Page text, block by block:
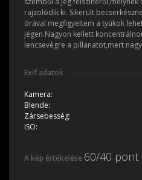
rajzolódik ki. Sikerült
órával megfigyeltem a tyúkok
jégen.Nagyon kellett
lencsevégre a pillanatot,mert
Exif adatok
Kamera:
Blende:
Zársebesség:
ISO:
A kép értékelése 60/40 pont